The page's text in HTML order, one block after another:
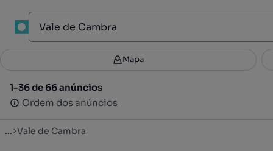
Filtros 2
1-36 de 66 anúncios
Ordem dos anúncios
Mapa
1-36 de 66 anúncios
Ordem dos anúncios
... Vale de Cambra